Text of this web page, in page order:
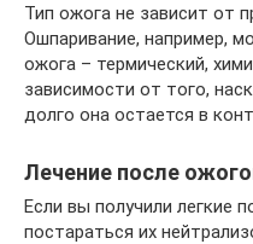
Тип ожога не зависит от
Ошпаривание, например,
ожога – термический,
зависимости от того,
долго она остается в
Лечение после
Если вы получили легкие
постараться их